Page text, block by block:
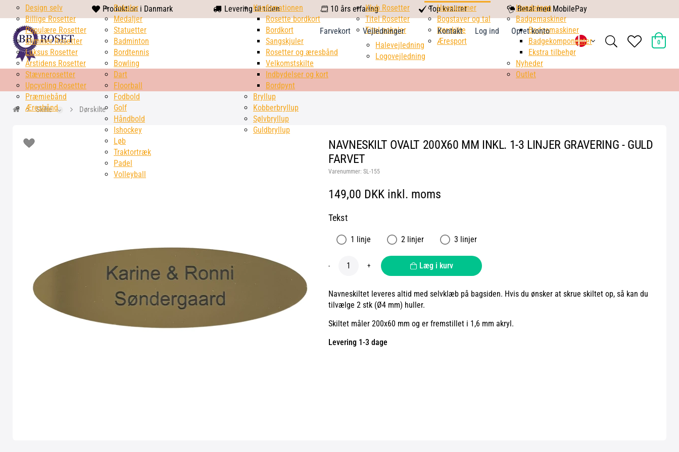
heart
solid
Produktion i Danmark Levering til tiden calendar
10 års erfaring
check
mark
Top kvalitet
mobile
pay
Betal med MobilePay
Farvekort
Vejledninger
Halevejledning
Logovejledning
Kontakt Log ind
Opret konto
search heart
light
0
Design selv
Billige Rosetter
Populære Rosetter
Glimmer Rosetter
Luksus Rosetter
Årstidens Rosetter
Stævnerosetter
Upcycling Rosetter
Præmiebånd
Æresbånd
Pokaler
Medaljer
Statuetter
Badminton
Bordtennis
Bowling
Dart
Floorball
Fodbold
Golf
Håndbold
Ishockey
Løb
Traktortræk
Padel
Volleyball
Konfirmationen
Rosette bordkort
Bordkort
Sangskjuler
Rosetter og æresbånd
Velkomstskilte
Indbydelser og kort
Bordpynt
Bryllup
Kobberbryllup
Sølvbryllup
Guldbryllup
Klub Rosetter
Titel Rosetter
Titel pokaler
Husnummer
Bogstaver og tal
Dørskilte
Æresport
Hundetegn
Badgemaskiner
Badgemaskiner
Badgekomponenter
Ekstra tilbehør
Nyheder
Outlet
Skilte Dørskilte
NAVNESKILT OVALT 200X60 MM INKL. 1-3 LINJER GRAVERING - GULD
FARVET
Varenummer: SL-155
149,00 DKK inkl. moms
Tekst
1 linje 2 linjer 3 linjer
- + Læg i kurv
Navneskiltet leveres altid med selvklæb på bagsiden. Hvis du ønsker at skrue skiltet op, så kan du
tilvælge 2 stk (Ø4 mm) huller.
Skiltet måler 200x60 mm og er fremstillet i 1,6 mm akryl.
Levering 1-3 dage